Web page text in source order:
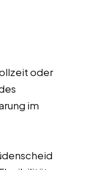
oder
im